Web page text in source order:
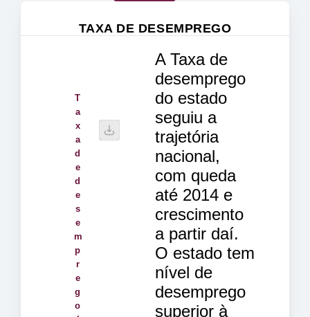
TAXA DE DESEMPREGO
T
a
x
a
d
e
d
e
s
e
m
p
r
e
g
o
A Taxa de
desemprego
do estado
seguiu a
trajetória
nacional,
com queda
até 2014 e
crescimento
a partir daí.
O estado tem
nível de
desemprego
superior à